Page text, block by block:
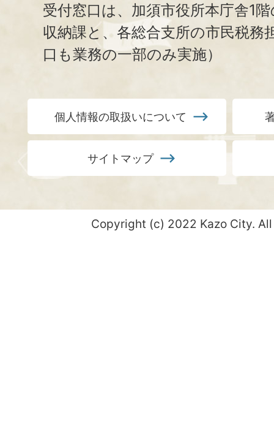
受付窓口は、加須市役所本庁舎1
収納課と、 各総合支所の市民税務
口も業務の一部のみ実施）
個人情報の取扱いについて
サイトマップ
Copyright (c) 2022 Kazo City.